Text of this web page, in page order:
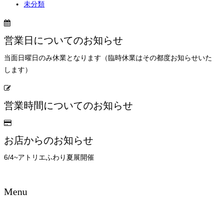
未分類
営業日についてのお知らせ
当面日曜日のみ休業となります（臨時休業はその都度お知らせいた
します）
営業時間についてのお知らせ
お店からのお知らせ
6/4~アトリエふわり夏展開催
Menu